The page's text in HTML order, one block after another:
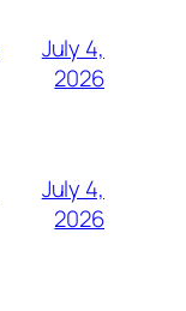
July 4,
2026
July 4,
2026